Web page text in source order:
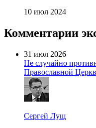
10 июл 2024
Комментарии
31 июл 2026
Не случайно
Православной
Сергей Лущ